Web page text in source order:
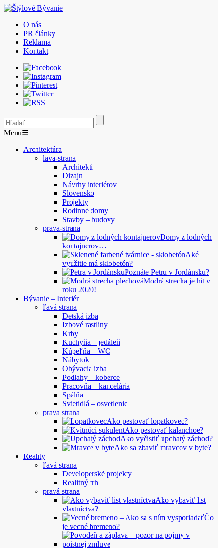
O nás
PR články
Reklama
Kontakt
Menu☰
Architektúra
lava-strana
Architekti
Dizajn
Návrhy interiérov
Slovensko
Projekty
Rodinné domy
Stavby – budovy
prava-strana
Domy z lodných
kontajnerov…
Aké
využitie má sklobetón?
Poznáte Petru v Jordánsku?
Modrá strecha je hit v
roku 2020!
Bývanie – Interiér
ľavá strana
Detská izba
Izbové rastliny
Krby
Kuchyňa – jedáleň
Kúpeľňa – WC
Nábytok
Obývacia izba
Podlahy – koberce
Pracovňa – kancelária
Spálňa
Svietidlá – osvetlenie
prava strana
Ako pestovať lopatkovec?
Ako pestovať kalanchoe?
Ako vyčistiť upchatý záchod?
Ako sa zbaviť mravcov v byte?
Reality
ľavá strana
Developerské projekty
Realitný trh
pravá strana
Ako vybaviť list
vlastníctva?
Čo
je vecné bremeno?